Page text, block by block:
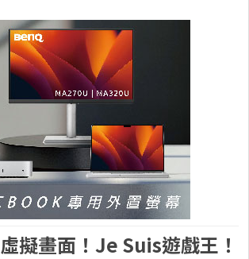
擬畫面！Je Suis遊戲王！